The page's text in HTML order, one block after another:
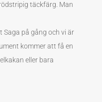
täckfärg. Man
Saga på gång och vi är
kommer att få en
eller bara